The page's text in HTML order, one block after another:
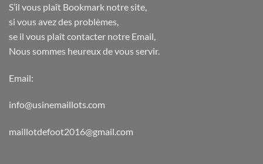
S’il vous plaît Bookmark notre site,
si vous avez des problèmes,
se il vous plaît contacter notre Email,
Nous sommes heureux de vous servir.
Email:
info@usinemaillots.com
maillotdefoot2016@gmail.com